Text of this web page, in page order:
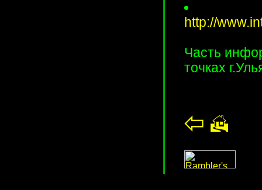
http://
Часть
точках